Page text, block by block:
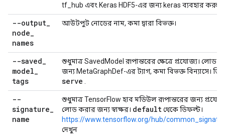
tf_hub এবং Keras HDF5-এর জন্য keras ব্যবহার করুন।
--output_
node_
names
আউটপুট নোডের নাম, কমা দ্বারা বিভক্ত।
--saved_
model_
tags
শুধুমাত্র SavedModel রূপান্তরের ক্ষেত্রে প্রযোজ্য। লোড
জন্য MetaGraphDef-এর ট্যাগ, কমা বিভক্ত বিন্যাসে।
serve
--
signature_
name
শুধুমাত্র TensorFlow হাব মডিউল রূপান্তরের জন্য
লোড করার জন্য স্বাক্ষর। defaultথেকে ডিফল্ট।
https://www.tensorflow.org/hub/
দেখুন